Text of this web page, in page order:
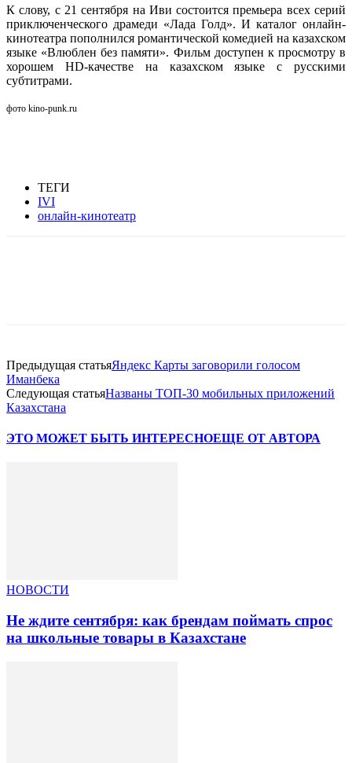
К слову, с 21 сентября на Иви состоится премьера всех серий
приключенческого драмеди «Лада Голд». И каталог онлайн-
кинотеатра пополнился романтической комедией на казахском
языке «Влюблен без памяти». Фильм доступен к просмотру в
хорошем HD-качестве на казахском языке с русскими
субтитрами.
фото kino-punk.ru
ТЕГИ
IVI
онлайн-кинотеатр
Предыдущая статьяЯндекс Карты заговорили голосом
Иманбека
Следующая статьяНазваны ТОП-30 мобильных приложений
Казахстана
ЭТО МОЖЕТ БЫТЬ ИНТЕРЕСНОЕЩЕ ОТ АВТОРА
НОВОСТИ
Не ждите сентября: как брендам поймать спрос
на школьные товары в Казахстане